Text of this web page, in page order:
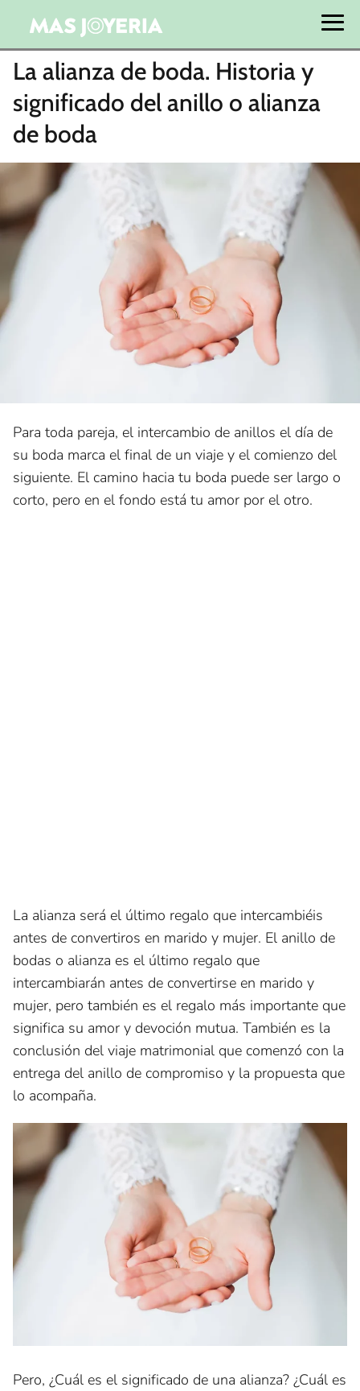
La alianza de boda. Historia y
significado del anillo o alianza
de boda
Para toda pareja, el intercambio de anillos el día de
su boda marca el final de un viaje y el comienzo del
siguiente. El camino hacia tu boda puede ser largo o
corto, pero en el fondo está tu amor por el otro.
La alianza será el último regalo que intercambiéis
antes de convertiros en marido y mujer. El anillo de
bodas o alianza es el último regalo que
intercambiarán antes de convertirse en marido y
mujer, pero también es el regalo más importante que
significa su amor y devoción mutua. También es la
conclusión del viaje matrimonial que comenzó con la
entrega del anillo de compromiso y la propuesta que
lo acompaña.
Pero, ¿Cuál es el significado de una alianza? ¿Cuál es